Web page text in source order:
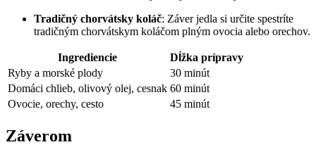
Tradičný chorvátsky koláč: Záver jedla si určite spestríte
tradičným chorvátskym koláčom plným ovocia alebo orechov.
Ingrediencie
Dĺžka prípravy
Ryby ​a morské plody
30 minút
Domáci chlieb, olivový olej, cesnak 60 minút
Ovocie, orechy,⁣ cesto
45 minút
Záverom